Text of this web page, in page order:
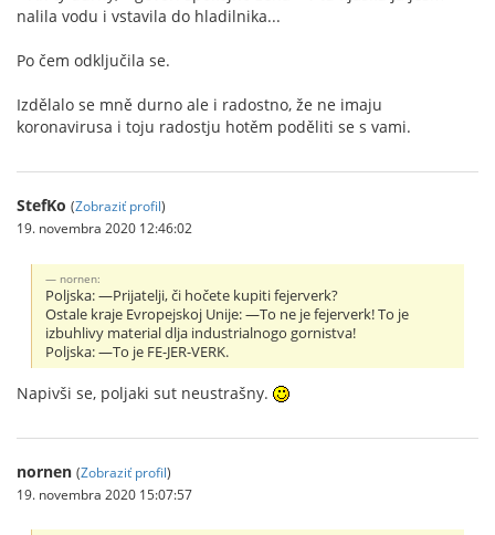
nalila vodu i vstavila do hladilnika...
Po čem odključila se.
Izdělalo se mně durno ale i radostno, že ne imaju
koronavirusa i toju radostju hotěm poděliti se s vami.
StefKo (Zobraziť profil)
19. novembra 2020 12:46:02
nornen:
Poljska: —Prijatelji, či hočete kupiti fejerverk?
Ostale kraje Evropejskoj Unije: —To ne je fejerverk! To je
izbuhlivy material dlja industrialnogo gornistva!
Poljska: —To je FE-JER-VERK.
Napivši se, poljaki sut neustrašny.
nornen (Zobraziť profil)
19. novembra 2020 15:07:57